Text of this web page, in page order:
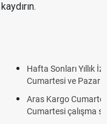
İzin Hesaplamasında
2026 Aras Kargo